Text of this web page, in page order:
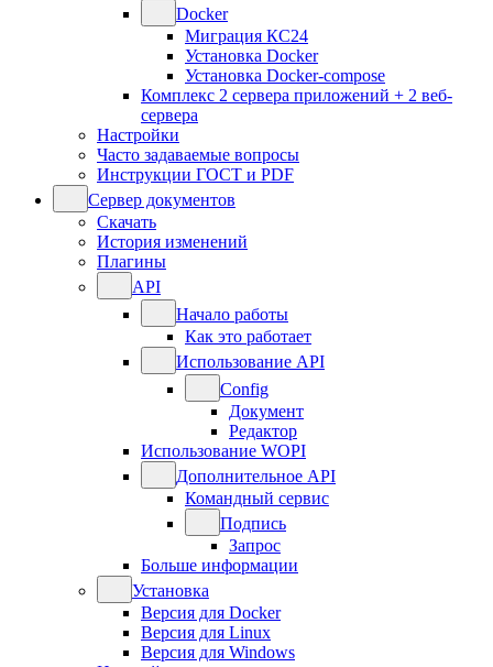
Docker
Миграция КС24
Установка Docker
Установка Docker-compose
Комплекс 2 сервера приложений + 2 веб-
сервера
Настройки
Часто задаваемые вопросы
Инструкции ГОСТ и PDF
Сервер документов
Скачать
История изменений
Плагины
API
Начало работы
Как это работает
Использование API
Config
Документ
Редактор
Использование WOPI
Дополнительное API
Командный сервис
Подпись
Запрос
Больше информации
Установка
Версия для Docker
Версия для Linux
Версия для Windows